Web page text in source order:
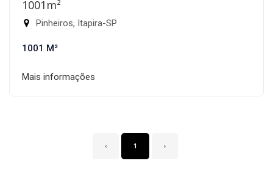
1001m²
Pinheiros, Itapira-SP
1001 M²
Mais informações
‹ 1 ›